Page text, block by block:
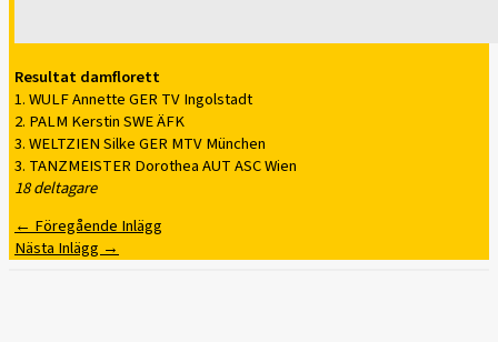
Resultat damflorett
1. WULF Annette GER TV Ingolstadt
2. PALM Kerstin SWE ÄFK
3. WELTZIEN Silke GER MTV München
3. TANZMEISTER Dorothea AUT ASC Wien
18 deltagare
←Föregående Inlägg
Nästa Inlägg→